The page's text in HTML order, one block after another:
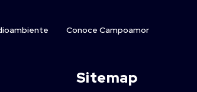
Conoce Campoamor
Sitemap